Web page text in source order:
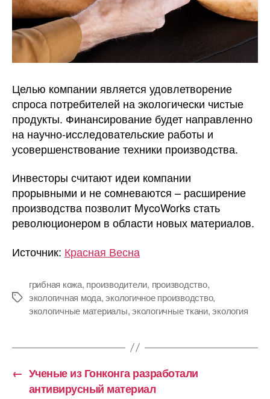
Целью компании является удовлетворение
спроса потребителей на экологически чистые
продукты. Финансирование будет направленно
на научно-исследовательские работы и
усовершенствование техники производства.
Инвесторы считают идеи компании
прорывными и не сомневаются – расширение
производства позволит MycoWorks стать
революционером в области новых материалов.
Источник: Красная Весна
Метки
грибная кожа, производители, производство,
экологичная мода,экологичное производство,
экологичные материалы,экологичные ткани,экология
← Ученые из Гонконга разработали
антивирусный материал